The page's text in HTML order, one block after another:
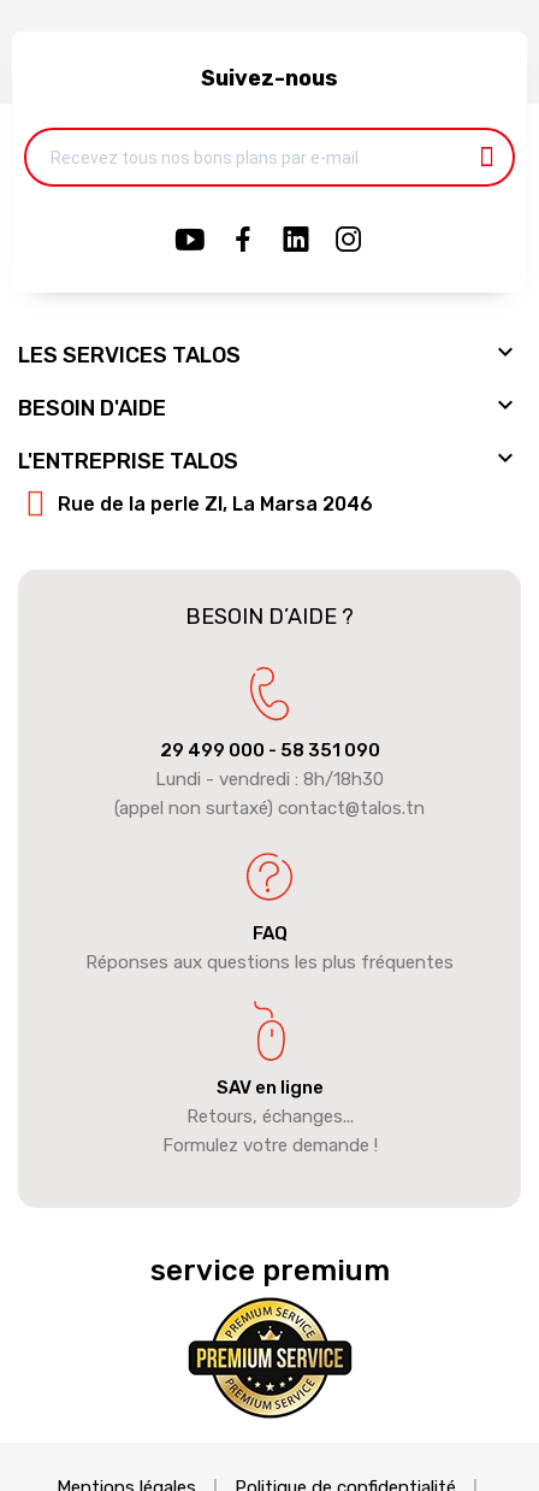
Suivez-nous
LES SERVICES TALOS 
BESOIN D'AIDE 
L'ENTREPRISE TALOS 
Rue de la perle ZI, La Marsa 2046
BESOIN D’AIDE ?
29 499 000 - 58 351 090
Lundi - vendredi : 8h/18h30
(appel non surtaxé) contact@talos.tn
FAQ
Réponses aux questions les plus fréquentes
SAV en ligne
Retours, échanges...
Formulez votre demande !
service premium